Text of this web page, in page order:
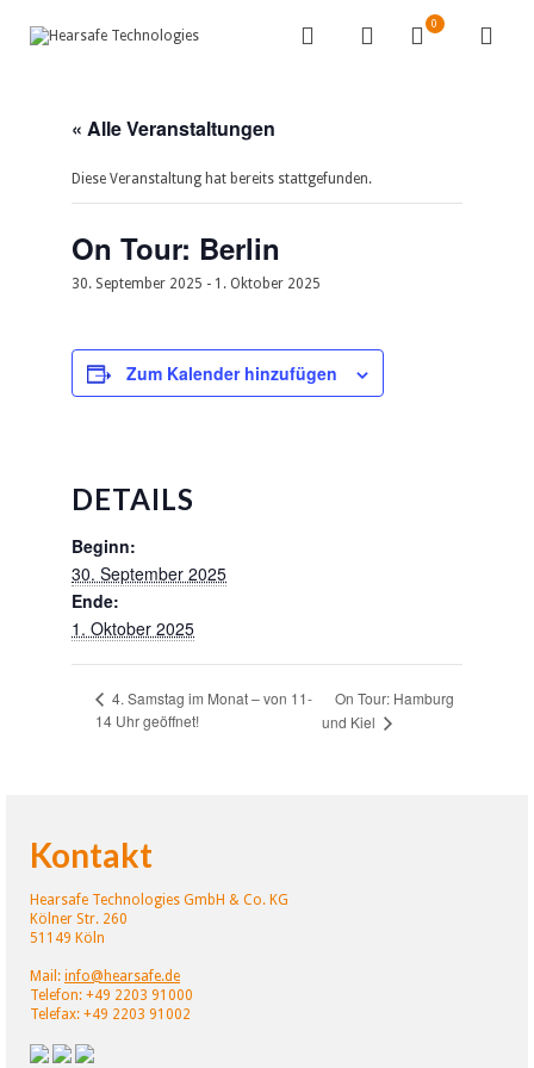
0
« Alle Veranstaltungen
Diese Veranstaltung hat bereits stattgefunden.
On Tour: Berlin
30. September 2025 - 1. Oktober 2025
Zum Kalender hinzufügen
DETAILS
Beginn:
30. September 2025
Ende:
1. Oktober 2025
4. Samstag im Monat – von 11-
14 Uhr geöffnet!
On Tour: Hamburg
und Kiel
Kontakt
Hearsafe Technologies GmbH & Co. KG
Kölner Str. 260
51149 Köln
Mail: info@hearsafe.de
Telefon: +49 2203 91000
Telefax: +49 2203 91002